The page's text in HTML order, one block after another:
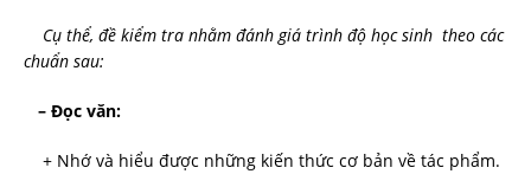
Cụ thể, đề kiểm tra nhằm đánh giá trình độ học sinh theo các
chuẩn sau:
– Đọc văn:
+ Nhớ và hiểu được những kiến thức cơ bản về tác phẩm.